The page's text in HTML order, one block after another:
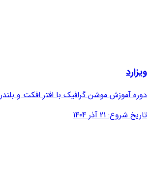
ویزارد
دوره آموزش موشن گرافیک با افتر افکت و بلندر
تاریخ شروع: 21 آذر 1404